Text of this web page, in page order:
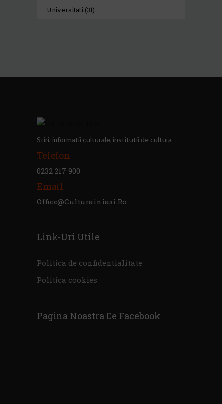
Universitati (31)
Stiri, informatii culturale, institutii de cultura
Telefon
0232 217 900
Email
Office@culturainiasi.ro
Link-Uri Utile
Politica de confidentialitate
Politica cookies
Pagina Noastra De Facebook